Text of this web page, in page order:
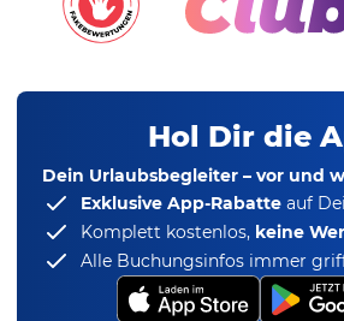
Hol Dir die
Dein Urlaubsbegleiter – vor und
Exklusive App-Rabatte auf
Komplett kostenlos, keine
Alle Buchungsinfos immer